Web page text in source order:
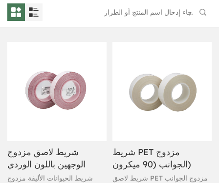
شريط لاصق مزدوج
الوجهين باللون الوردي
شريط الحيوانات الأليفة مزدوج
شريط PET مزدوج
الجوانب (90 ميكرون)
شريط لاصق PET مزدوج الجوانب